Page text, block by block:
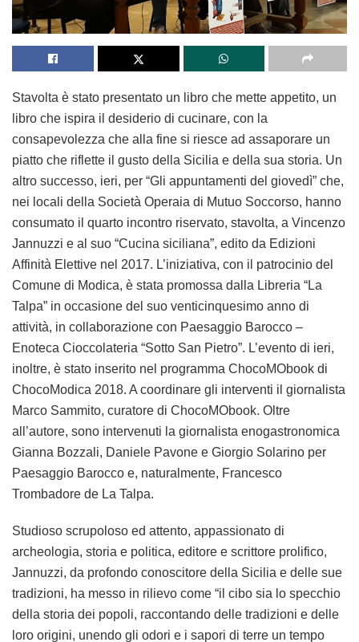
Stavolta è stato presentato un libro che mette appetito, un
libro che ispira il desiderio di cucinare, con la
consapevolezza che alla fine si riesce ad assaporare un
piatto che riflette il gusto della Sicilia e della sua storia. Un
altro successo, ieri, per “Gli appuntamenti del giovedì” che,
nei locali della Società Operaia di Mutuo Soccorso, hanno
consumato il quarto incontro riservato, stavolta, a Vincenzo
Jannuzzi e al suo “Cucina siciliana”, edito da Edizioni
Affinità Elettive nel 2017. L’iniziativa, con il patrocinio del
Comune di Modica, è stata promossa dalla Libreria “La
Talpa” in occasione del suo venticinquesimo anno di
attività, in collaborazione con Paesaggio Barocco –
Enoteca Cioccolateria “Sotto San Pietro”. L’evento di ieri,
inoltre, è stato inserito nel programma ChocoMObook di
ChocoModica 2018. A coordinare gli interventi il giornalista
Marco Sammito, curatore di ChocoMObook. Oltre
all’autore, sono intervenuti la giornalista enogastronomica
Gianna Bozzali, Daniele Pavone e Giorgio Solarino per
Paesaggio Barocco e, naturalmente, Francesco
Trombadore de La Talpa.
Studioso scrupoloso ed attento, appassionato di
archeologia, storia e politica, editore e scrittore prolifico,
Jannuzzi, da profondo conoscitore della Sicilia e delle sue
tradizioni, ha messo in rilievo come “il cibo sia lo specchio
della storia dei popoli, raccontando delle tradizioni e delle
loro origini, unendo gli odori e i sapori di terre un tempo